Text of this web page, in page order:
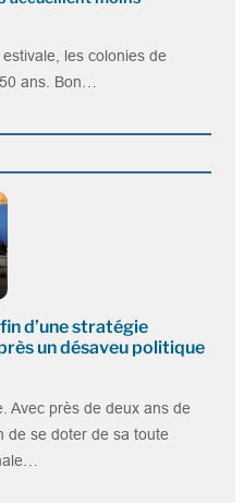
les colonies de
ans. Bon…
d’une stratégie
un désaveu politique
Avec près de deux ans de
de se doter de sa toute